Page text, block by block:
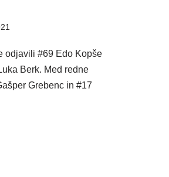
odjavili #69 Edo Kopše
Berk. Med redne
Grebenc in #17